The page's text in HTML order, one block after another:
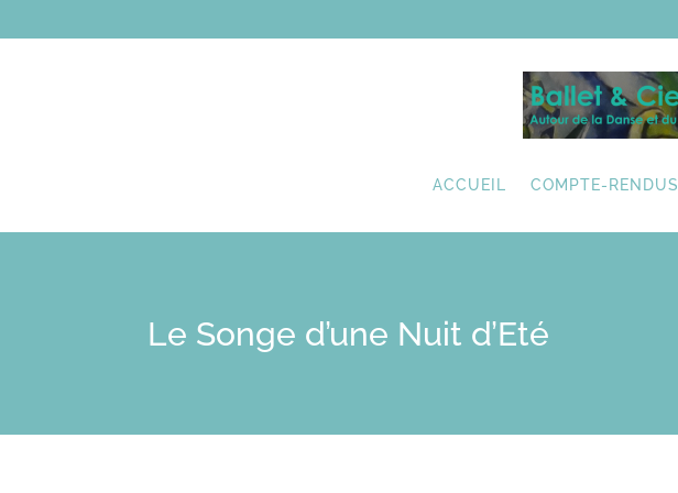
ACCUEIL COMPTE-RENDUS
Le Songe d’une Nuit d’Eté